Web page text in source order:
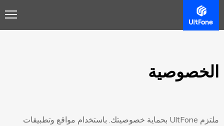
الخصوصية
ملتزم UltFone بحماية خصوصيتك. باستخدام مواقع وتطبيقات